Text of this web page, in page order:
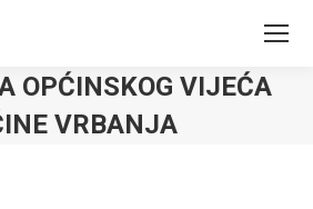
OPĆINSKOG VIJEĆA
VRBANJA